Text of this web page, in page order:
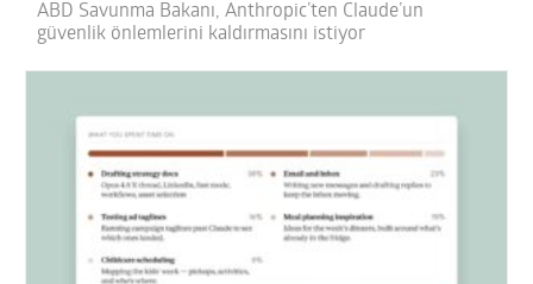
ABD Savunma Bakanı, Anthropic’ten Claude’un
güvenlik önlemlerini kaldırmasını istiyor